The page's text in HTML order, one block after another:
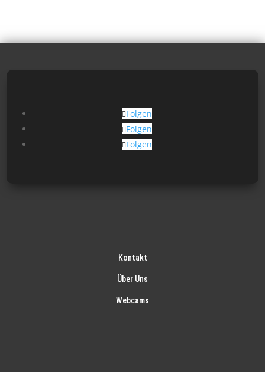
Folgen
Folgen
Folgen
Kontakt
Über Uns
Webcams